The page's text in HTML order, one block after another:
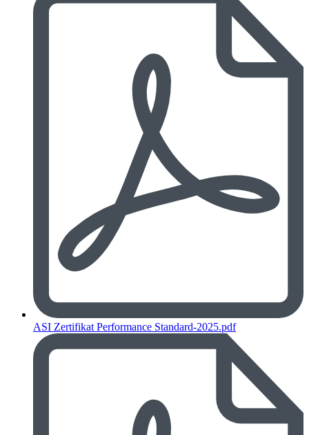
ASI Zertifikat Performance Standard-2025.pdf